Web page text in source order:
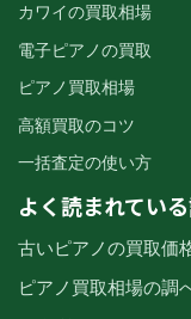
カワイの買取相場
電子ピアノの買取
ピアノ買取相場
高額買取のコツ
一括査定の使い方
よく読まれてい
古いピアノの買取価
ピアノ買取相場の調